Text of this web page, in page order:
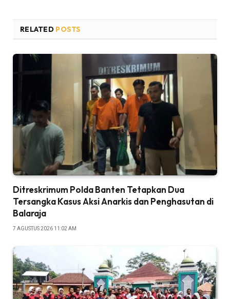
RELATED POSTS
Ditreskrimum Polda Banten Tetapkan Dua
Tersangka Kasus Aksi Anarkis dan Penghasutan di
Balaraja
7 AGUSTUS 2026 11:02 AM